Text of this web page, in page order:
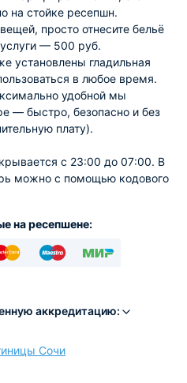
на стойке ресепшн.
просто отнесите бельё
— 500 руб.
установлены гладильная
в любое время.
удобной мы
— быстро, безопасно и без
плату).
с 23:00 до 07:00. В
можно с помощью кодового
на ресепшене:
аккредитацию:
Сочи